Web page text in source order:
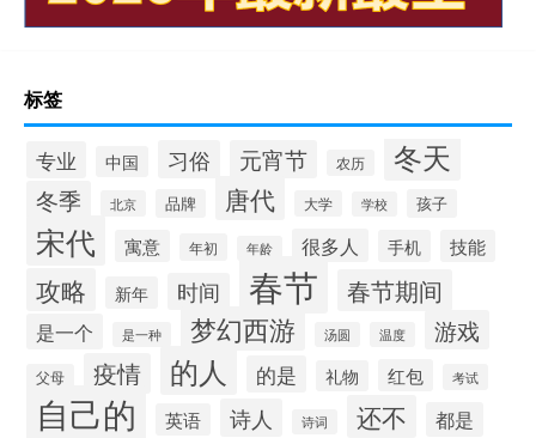
标签
专业 中国 习俗 元宵节 农历 冬天
冬季 北京 品牌 唐代 大学 学校 孩子
宋代 寓意 年初 年龄 很多人 手机 技能
攻略 新年 时间 春节 春节期间
是一个 是一种 梦幻西游 汤圆 温度 游戏
父母 疫情 的人 的是 礼物 红包 考试
自己的 英语 诗人 诗词 还不 都是